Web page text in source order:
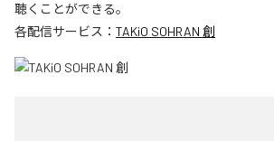
聴くことができる。
各配信サービス： TAKiO SOHRAN 創